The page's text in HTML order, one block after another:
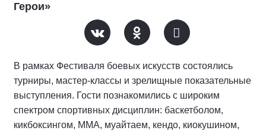
Герои»
В рамках Фестиваля боевых искусств состоялись
турниры, мастер-классы и зрелищные показательные
выступления. Гости познакомились с широким
спектром спортивных дисциплин: баскетболом,
кикбоксингом, ММА, муайтаем, кендо, киокушином,